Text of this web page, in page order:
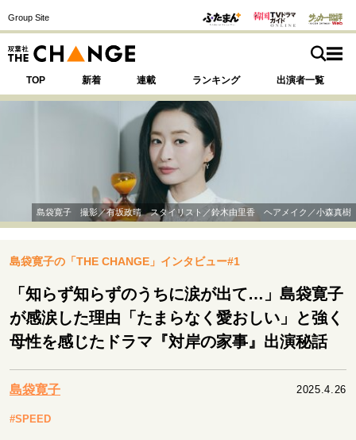
Group Site
TOP 新着 連載 ランキング 出演者一覧
注目の記事テーマで探す
運命を変えた出会い 決断の裏側
表現者の葛藤
人生が動いた日 10代の挫折と原点
セカンドキャリアの描き方
夢を掴む選択
島袋寛子 撮影／有坂政晴 スタイリスト／鈴木由里香 ヘアメイク／小森真樹
島袋寛子の「THE CHANGE」インタビュー#1
「知らず知らずのうちに涙が出て…」島袋寛子
が感涙した理由「たまらなく愛おしい」と強く
母性を感じたドラマ『対岸の家事』出演秘話
島袋寛子 2025.4.26
#SPEED